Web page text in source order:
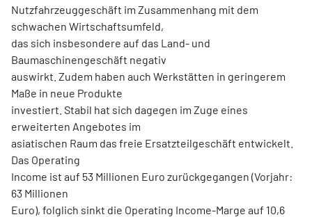
Nutzfahrzeuggeschäft im Zusammenhang mit dem
schwachen Wirtschaftsumfeld,
das sich insbesondere auf das Land- und
Baumaschinengeschäft negativ
auswirkt. Zudem haben auch Werkstätten in geringerem
Maße in neue Produkte
investiert. Stabil hat sich dagegen im Zuge eines
erweiterten Angebotes im
asiatischen Raum das freie Ersatzteilgeschäft entwickelt.
Das Operating
Income ist auf 53 Millionen Euro zurückgegangen (Vorjahr:
63 Millionen
Euro), folglich sinkt die Operating Income-Marge auf 10,6